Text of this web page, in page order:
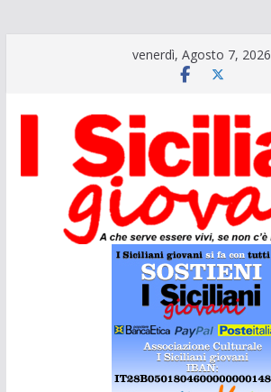
venerdì, Agosto 7, 2026